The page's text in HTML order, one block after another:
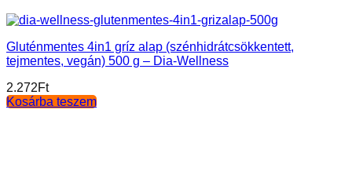
Gluténmentes 4in1 gríz alap (szénhidrátcsökkentett,
tejmentes, vegán) 500 g – Dia-Wellness
2.272Ft
Kosárba teszem